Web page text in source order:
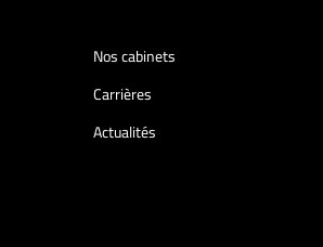
Nos cabinets
Carrières
Actualités